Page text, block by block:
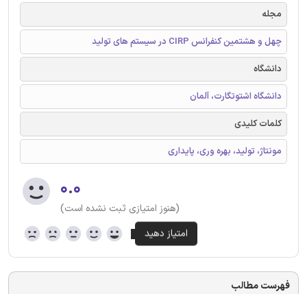
مجله
چهل و هشتمین کنفرانس CIRP در سیستم های تولید
دانشگاه
دانشگاه اشتوتگارت، آلمان
کلمات کلیدی
مونتاژ، تولید، بهره وری، پایداری
۰.۰
(هنوز امتیازی ثبت نشده است)
فهرست مطالب